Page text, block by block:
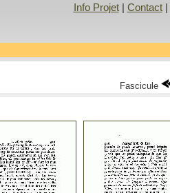
Info Projet| Contact|
Fascicule